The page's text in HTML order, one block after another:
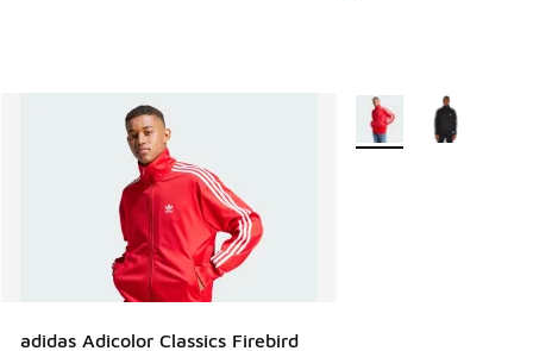
adidas Adicolor Classics Firebird
Plus de couleurs